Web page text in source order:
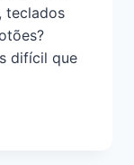
teclados
difícil que